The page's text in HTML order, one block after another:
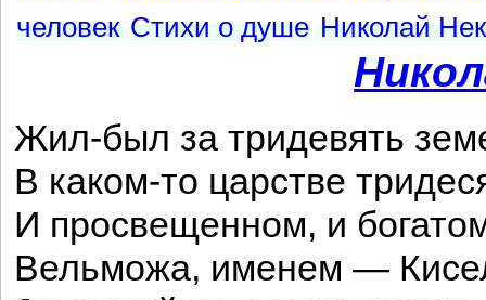
человек Стихи о душе Николай
Жил-был за тридевять
В каком-то царстве
И просвещенном, и
Вельможа, именем —